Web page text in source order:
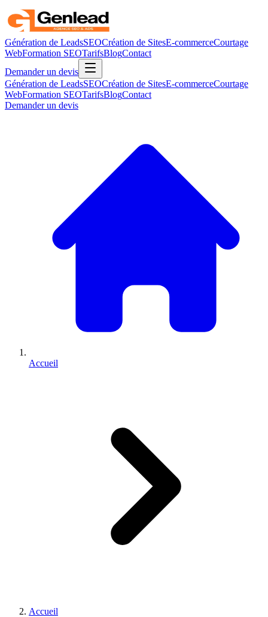
Génération de LeadsSEOCréation de SitesE-commerceCourtage
WebFormation SEOTarifsBlogContact
Demander un devis
Génération de LeadsSEOCréation de SitesE-commerceCourtage
WebFormation SEOTarifsBlogContact
Demander un devis
Accueil
Accueil